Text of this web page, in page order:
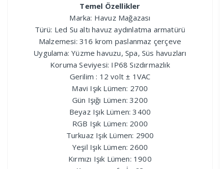
Temel Özellikler
Marka: Havuz Mağazası
Türü: Led Su altı havuz aydınlatma armatürü
Malzemesi: 316 krom paslanmaz çerçeve
Uygulama: Yüzme havuzu, Spa, Süs havuzları
Koruma Seviyesi: IP68 Sızdırmazlık
Gerilim : 12 volt ± 1VAC
Mavi Işık Lümen: 2700
Gün Işığı Lümen: 3200
Beyaz Işık Lümen: 3400
RGB Işık Lümen: 2000
Turkuaz Işık Lümen: 2900
Yeşil Işık Lümen: 2600
Kırmızı Işık Lümen: 1900